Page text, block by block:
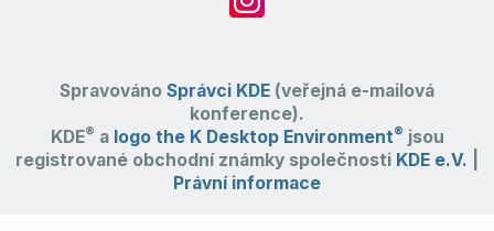
Spravováno Správci KDE (veřejná e-mailová
konference).
KDE® a logo the K Desktop Environment® jsou
registrované obchodní známky společnosti KDE e.V.
Právní informace